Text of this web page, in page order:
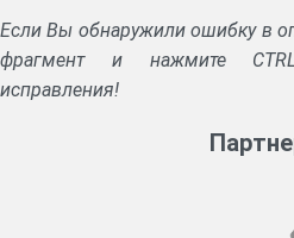
Если Вы обнаружили ошибку в
фрагмент и нажмите
исправления!